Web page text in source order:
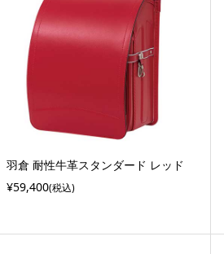
羽倉 耐性牛革スタンダード レッド
¥59,400(税込)